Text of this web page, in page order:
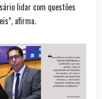
lidar com questões
afirma.